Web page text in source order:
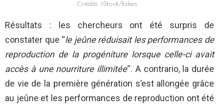
Crédits: IStock/fizkes
Résultats : les chercheurs ont été surpris de
constater que “le jeûne réduisait les performances de
reproduction de la progéniture lorsque celle-ci avait
accès à une nourriture illimitée“. A contrario, la durée
de vie de la première génération s’est allongée grâce
au jeûne et les performances de reproduction ont été